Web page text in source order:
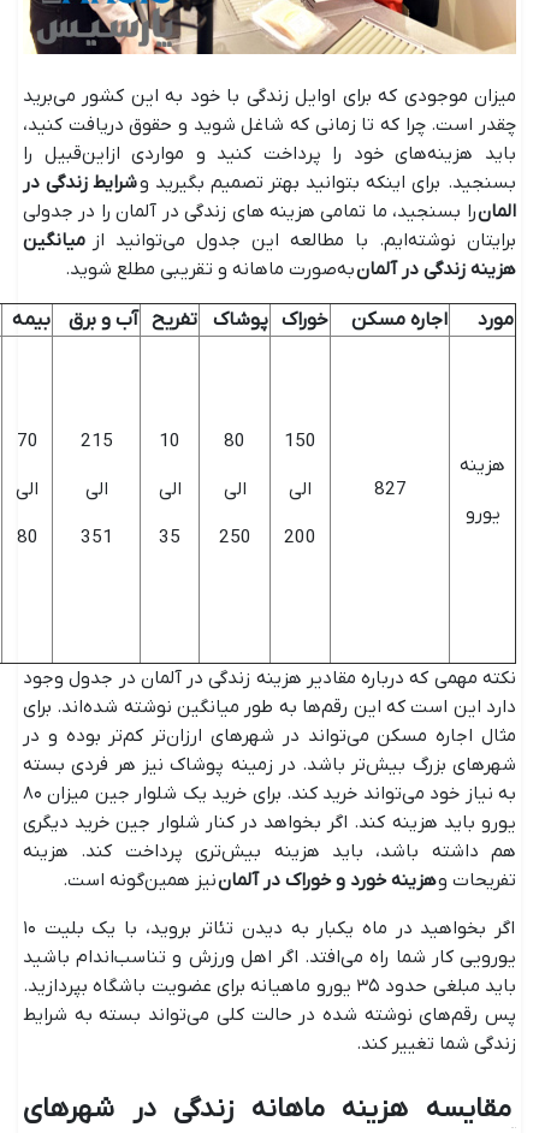
میزان موجودی که برای اوایل زندگی با خود به این کشور می‌برید
چقدر است. چرا که تا زمانی که شاغل شوید و حقوق دریافت کنید،
باید هزینه‌های خود را پرداخت کنید و مواردی ازاین‌قبیل را
بسنجید. برای اینکه بتوانید بهتر تصمیم بگیرید وشرایط زندگی در
المانرا بسنجید، ما تمامی هزینه‌ های زندگی در آلمان را در جدولی
برایتان نوشته‌ایم. با مطالعه این جدول می‌توانید از میانگین
هزینه زندگی در آلمانبه‌صورت ماهانه و تقریبی مطلع شوید.
مورد اجاره مسکن خوراک پوشاک تفریح آب و برق بیمه
هزینه
یورو
827
150
الی
200
80
الی
250
10
الی
35
215
الی
351
70
الی
80
نکته مهمی که درباره مقادیر هزینه زندگی در آلمان در جدول وجود
دارد این است که این رقم‌ها به طور میانگین نوشته شده‌اند. برای
مثال اجاره مسکن می‌تواند در شهرهای ارزان‌تر کم‌تر بوده و در
شهرهای بزرگ بیش‌تر باشد. در زمینه پوشاک نیز هر فردی بسته
به نیاز خود می‌تواند خرید کند. برای خرید یک شلوار جین میزان ۸۰
یورو باید هزینه کند. اگر بخواهد در کنار شلوار جین خرید دیگری
هم داشته باشد، باید هزینه بیش‌تری پرداخت کند. هزینه
تفریحات وهزینه خورد و خوراک در آلماننیز همین‌گونه است.
اگر بخواهید در ماه یکبار به دیدن تئاتر بروید، با یک بلیت ۱۰
یورویی کار شما راه می‌افتد. اگر اهل ورزش و تناسب‌اندام باشید
باید مبلغی حدود ۳۵ یورو ماهیانه برای عضویت باشگاه بپردازید.
پس رقم‌های نوشته شده در حالت کلی می‌تواند بسته به شرایط
زندگی شما تغییر کند.
مقایسه هزینه ماهانه زندگی در شهرهای